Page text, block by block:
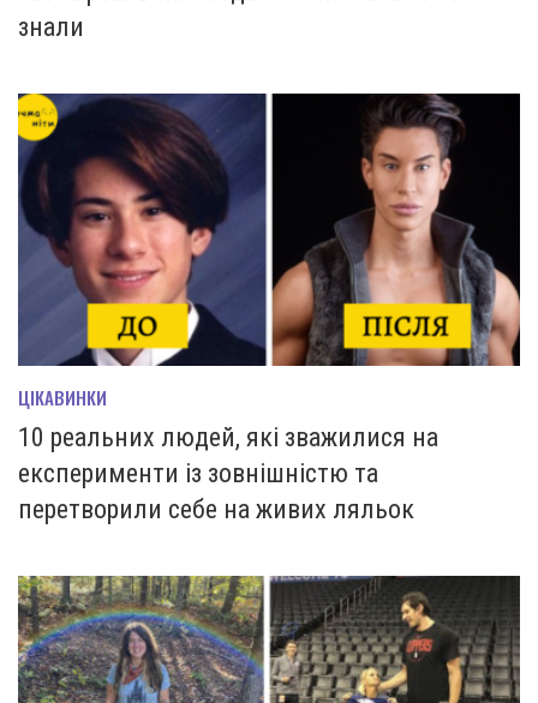
знали
ЦІКАВИНКИ
10 реальних людей, які зважилися на
експерименти із зовнішністю та
перетворили себе на живих ляльок